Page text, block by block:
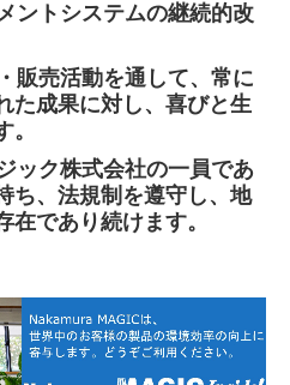
ントシステムの継続的改
販売活動を通して、常に
た成果に対し、喜びと生
ック株式会社の一員であ
ち、法規制を遵守し、地
であり続けます。